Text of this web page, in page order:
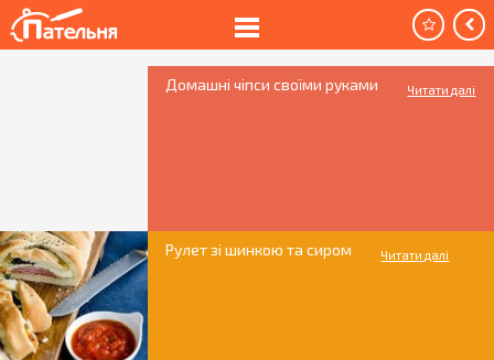
Домашні чіпси своїми руками Читати далі
Рулет зі шинкою та сиром Читати далі